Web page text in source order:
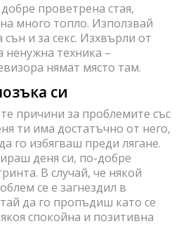
проветрена стая,
много топло. Използвай
сън и за секс. Изхвърли от
ненужна техника –
нямат място там.
си
причини за проблемите със
ти има достатъчно от него,
го избягваш преди лягане.
деня си, по-добре
В случай, че някой
се е загнездил в
да го пропъдиш като се
спокойна и позитивна